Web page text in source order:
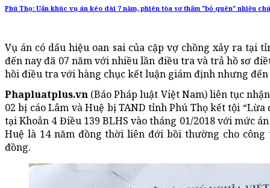
Phú Thọ: Uẩn khúc vụ án kéo dài 7 năm, phiên tòa sơ thẩm "bỏ quên" nhiều
Vụ án có dấu hiệu oan sai của cặp vợ chồng xảy ra tại
đến nay đã 07 năm với nhiều lần điều tra và trả hồ sơ
hồi điều tra với hàng chục kết luận giám định nhưng
Phapluatplus.vn (Báo Pháp luật Việt Nam) liên tục
02 bị cáo Lâm và Huệ bị TAND tỉnh Phú Thọ kết tội
tại Khoản 4 Điều 139 BLHS vào tháng 01/2018 với mức
Huệ là 14 năm đồng thời liên đới bồi thường cho công
đồng.